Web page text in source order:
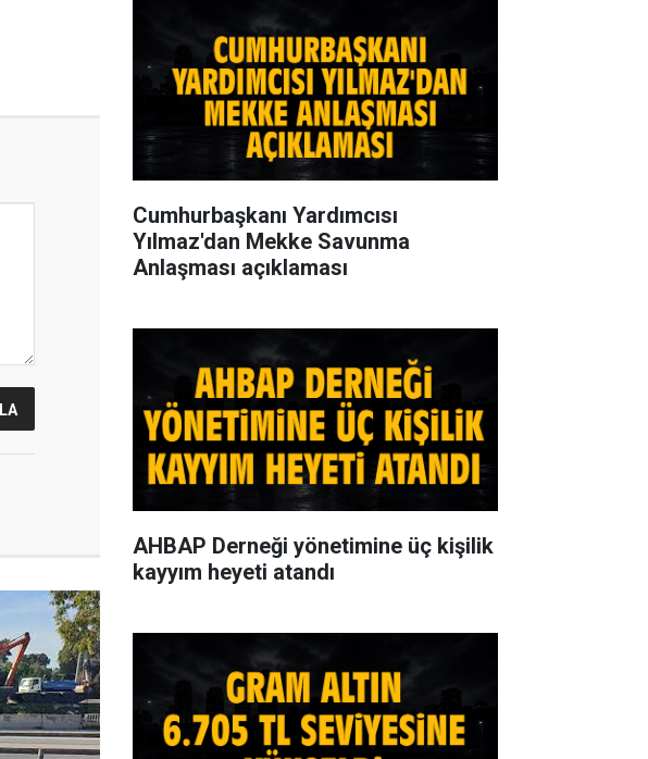
Cumhurbaşkanı Yardımcısı
Yılmaz'dan Mekke Savunma
Anlaşması açıklaması
AHBAP Derneği yönetimine üç kişilik
kayyım heyeti atandı